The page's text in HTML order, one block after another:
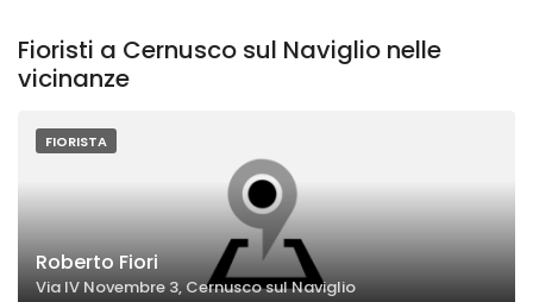
Fioristi a Cernusco sul Naviglio nelle
vicinanze
FIORISTA
Roberto Fiori
Via IV Novembre 3, Cernusco sul Naviglio